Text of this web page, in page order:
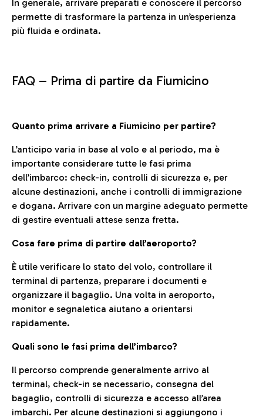
In generale, arrivare preparati e conoscere il percorso
permette di trasformare la partenza in un’esperienza
più fluida e ordinata.
FAQ – Prima di partire da Fiumicino
Quanto prima arrivare a Fiumicino per partire?
L’anticipo varia in base al volo e al periodo, ma è
importante considerare tutte le fasi prima
dell’imbarco: check-in, controlli di sicurezza e, per
alcune destinazioni, anche i controlli di immigrazione
e dogana. Arrivare con un margine adeguato permette
di gestire eventuali attese senza fretta.
Cosa fare prima di partire dall’aeroporto?
È utile verificare lo stato del volo, controllare il
terminal di partenza, preparare i documenti e
organizzare il bagaglio. Una volta in aeroporto,
monitor e segnaletica aiutano a orientarsi
rapidamente.
Quali sono le fasi prima dell’imbarco?
Il percorso comprende generalmente arrivo al
terminal, check-in se necessario, consegna del
bagaglio, controlli di sicurezza e accesso all’area
imbarchi. Per alcune destinazioni si aggiungono i